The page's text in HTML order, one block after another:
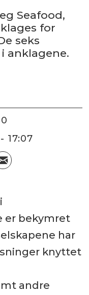
Seafood,
for
seks
anklagene.
17:07
er bekymret
har
knyttet
andre